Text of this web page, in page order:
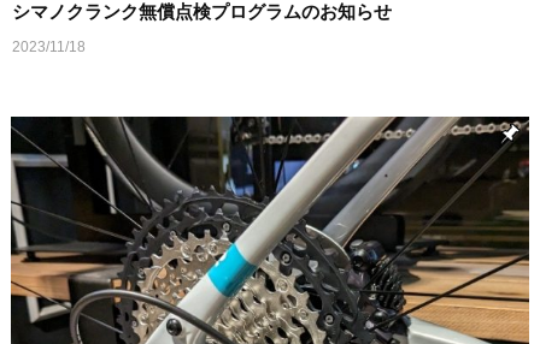
シマノクランク無償点検プログラムのお知らせ
2023/11/18